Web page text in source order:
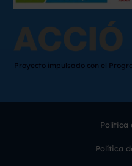
Proyecto impulsado con el
Política
Política